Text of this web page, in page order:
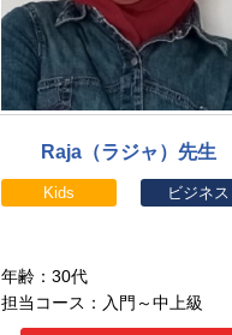
Raja（ラジャ）先生
Kids ビジネス
年齢：30代
担当コース：入門～中上級